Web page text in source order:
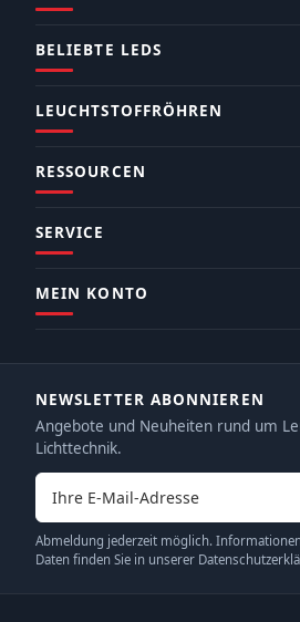
BELIEBTE LEDS
LEUCHTSTOFFRÖHREN
RESSOURCEN
SERVICE
MEIN KONTO
NEWSLETTER ABONNIEREN
Angebote und Neuheiten rund um
Lichttechnik.
E-Mail-Adresse
Abmeldung jederzeit möglich.
Daten finden Sie in unserer